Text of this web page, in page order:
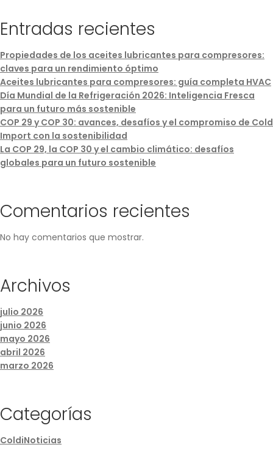
Entradas recientes
Propiedades de los aceites lubricantes para compresores:
claves para un rendimiento óptimo
Aceites lubricantes para compresores: guía completa HVAC
Día Mundial de la Refrigeración 2026: Inteligencia Fresca
para un futuro más sostenible
COP 29 y COP 30: avances, desafíos y el compromiso de Cold
Import con la sostenibilidad
La COP 29, la COP 30 y el cambio climático: desafíos
globales para un futuro sostenible
Comentarios recientes
No hay comentarios que mostrar.
Archivos
julio 2026
junio 2026
mayo 2026
abril 2026
marzo 2026
Categorías
ColdiNoticias